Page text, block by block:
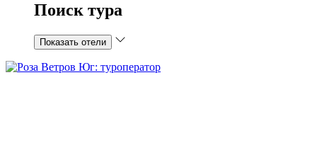
Поиск тура
Показать отели